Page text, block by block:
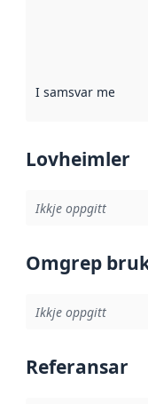
I samsvar med
Lovheimler
Ikkje oppgitt
Omgrep
Ikkje oppgitt
Referansar